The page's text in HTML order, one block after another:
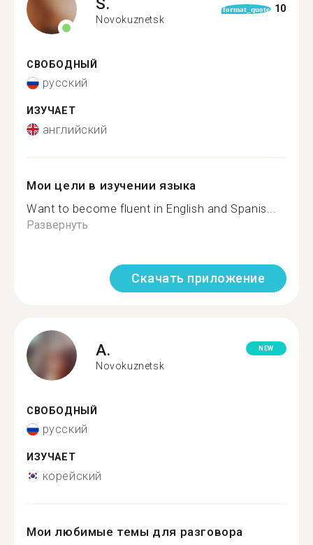
Novokuznetsk
format_quote 10
СВОБОДНЫЙ
русский
ИЗУЧАЕТ
английский
Мои цели в изучении языка
Want to become fluent in English and Spanis...
Развернуть
Скачать приложение
A.
Novokuznetsk
NEW
СВОБОДНЫЙ
русский
ИЗУЧАЕТ
корейский
Мои любимые темы для разговора